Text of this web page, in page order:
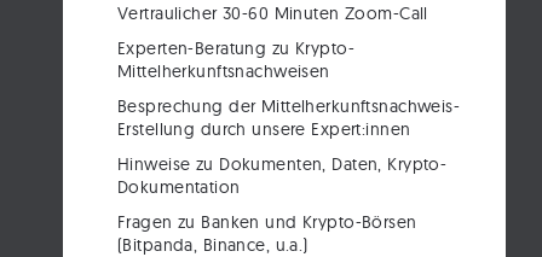
Vertraulicher 30-60 Minuten Zoom-Call
Experten-Beratung zu Krypto-
Mittelherkunftsnachweisen
Besprechung der Mittelherkunftsnachweis-
Erstellung durch unsere Expert:innen
Hinweise zu Dokumenten, Daten, Krypto-
Dokumentation
Fragen zu Banken und Krypto-Börsen
(Bitpanda, Binance, u.a.)